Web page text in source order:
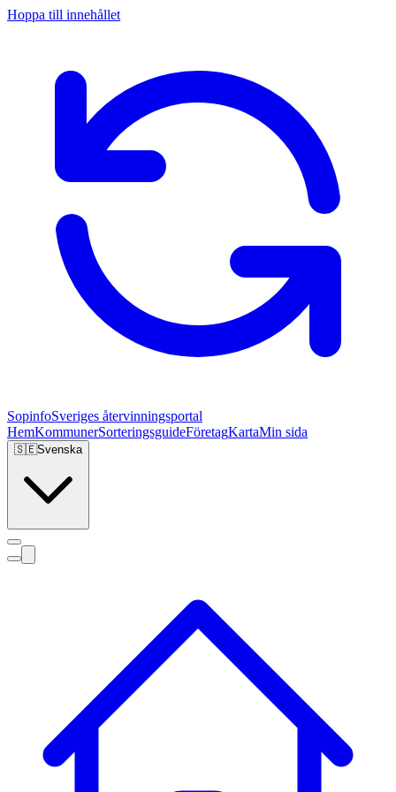
Hoppa till innehållet
SopinfoSveriges återvinningsportal
HemKommunerSorteringsguideFöretagKartaMin sida
🇸🇪Svenska